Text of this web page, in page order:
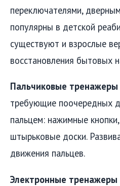
переключателями,
популярны в детской
существуют и взрослые
восстановления бытовых
Пальчиковые тренажеры
требующие поочередных
пальцем: нажимные
штырьковые доски.
движения пальцев.
Электронные тренажеры